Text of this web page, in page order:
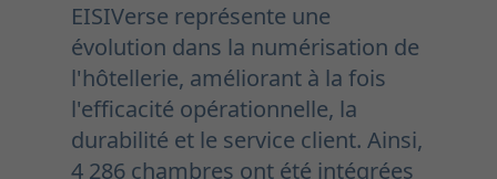
EISIVerse représente une
évolution dans la numérisation de
l'hôtellerie, améliorant à la fois
l'efficacité opérationnelle, la
durabilité et le service client. Ainsi,
4 286 chambres ont été intégrées